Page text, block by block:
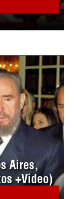
Aires,
+Video)